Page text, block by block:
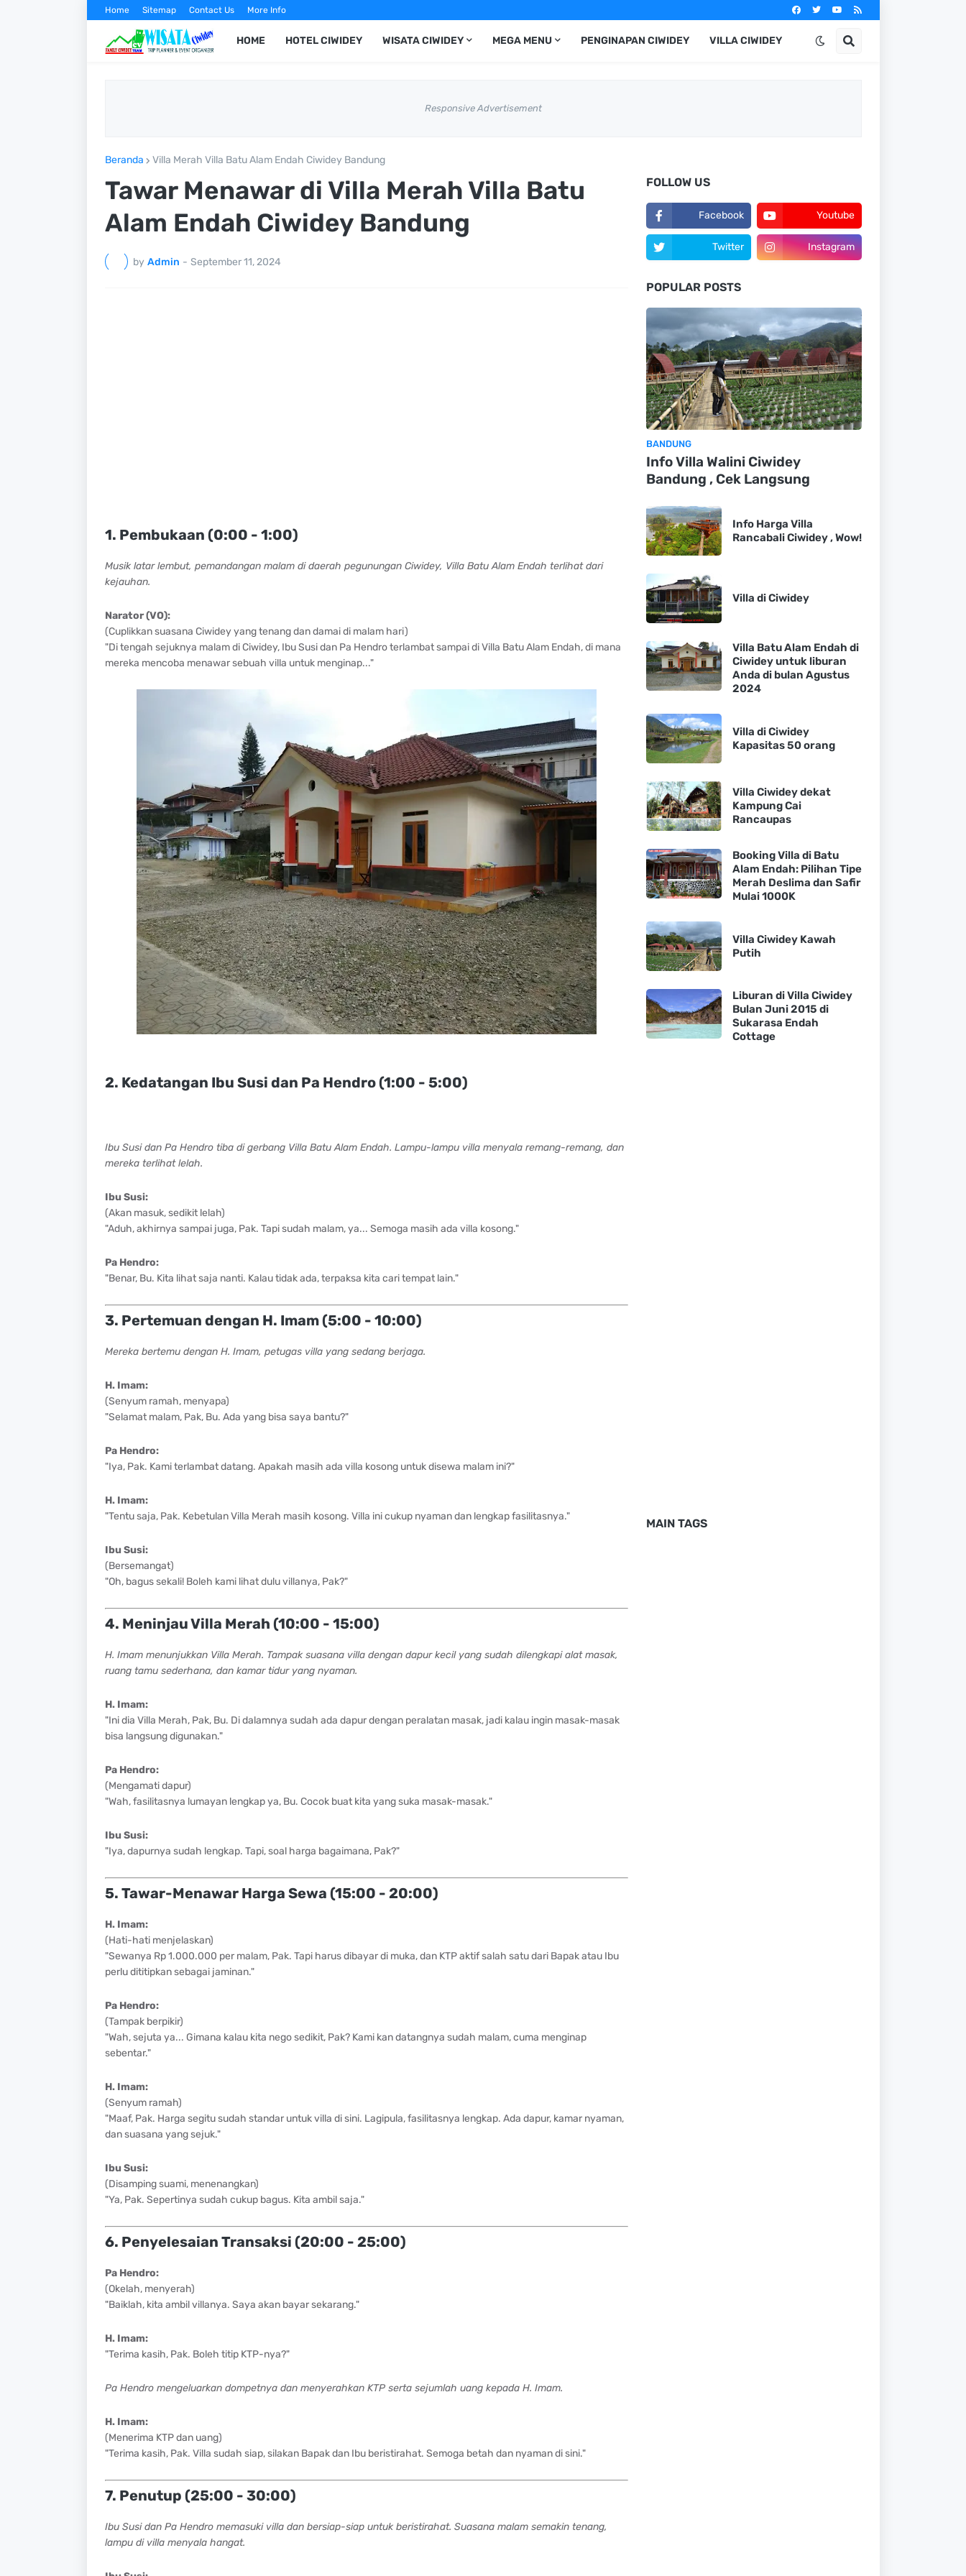
Home Sitemap Contact Us More Info
HOME HOTEL CIWIDEY WISATA CIWIDEY MEGA MENU PENGINAPAN CIWIDEY VILLA CIWIDEY
Responsive Advertisement
Beranda Villa Merah Villa Batu Alam Endah Ciwidey Bandung
Tawar Menawar di Villa Merah Villa Batu
Alam Endah Ciwidey Bandung
by Admin - September 11, 2024
1. Pembukaan (0:00 - 1:00)
Musik latar lembut, pemandangan malam di daerah pegunungan Ciwidey, Villa Batu Alam Endah terlihat dari
kejauhan.
Narator (VO):
(Cuplikkan suasana Ciwidey yang tenang dan damai di malam hari)
"Di tengah sejuknya malam di Ciwidey, Ibu Susi dan Pa Hendro terlambat sampai di Villa Batu Alam Endah, di mana
mereka mencoba menawar sebuah villa untuk menginap..."
2. Kedatangan Ibu Susi dan Pa Hendro (1:00 - 5:00)
Ibu Susi dan Pa Hendro tiba di gerbang Villa Batu Alam Endah. Lampu-lampu villa menyala remang-remang, dan
mereka terlihat lelah.
Ibu Susi:
(Akan masuk, sedikit lelah)
"Aduh, akhirnya sampai juga, Pak. Tapi sudah malam, ya... Semoga masih ada villa kosong."
Pa Hendro:
"Benar, Bu. Kita lihat saja nanti. Kalau tidak ada, terpaksa kita cari tempat lain."
3. Pertemuan dengan H. Imam (5:00 - 10:00)
Mereka bertemu dengan H. Imam, petugas villa yang sedang berjaga.
H. Imam:
(Senyum ramah, menyapa)
"Selamat malam, Pak, Bu. Ada yang bisa saya bantu?"
Pa Hendro:
"Iya, Pak. Kami terlambat datang. Apakah masih ada villa kosong untuk disewa malam ini?"
H. Imam:
"Tentu saja, Pak. Kebetulan Villa Merah masih kosong. Villa ini cukup nyaman dan lengkap fasilitasnya."
Ibu Susi:
(Bersemangat)
"Oh, bagus sekali! Boleh kami lihat dulu villanya, Pak?"
4. Meninjau Villa Merah (10:00 - 15:00)
H. Imam menunjukkan Villa Merah. Tampak suasana villa dengan dapur kecil yang sudah dilengkapi alat masak,
ruang tamu sederhana, dan kamar tidur yang nyaman.
H. Imam:
"Ini dia Villa Merah, Pak, Bu. Di dalamnya sudah ada dapur dengan peralatan masak, jadi kalau ingin masak-masak
bisa langsung digunakan."
Pa Hendro:
(Mengamati dapur)
"Wah, fasilitasnya lumayan lengkap ya, Bu. Cocok buat kita yang suka masak-masak."
Ibu Susi:
"Iya, dapurnya sudah lengkap. Tapi, soal harga bagaimana, Pak?"
5. Tawar-Menawar Harga Sewa (15:00 - 20:00)
H. Imam:
(Hati-hati menjelaskan)
"Sewanya Rp 1.000.000 per malam, Pak. Tapi harus dibayar di muka, dan KTP aktif salah satu dari Bapak atau Ibu
perlu dititipkan sebagai jaminan."
Pa Hendro:
(Tampak berpikir)
"Wah, sejuta ya... Gimana kalau kita nego sedikit, Pak? Kami kan datangnya sudah malam, cuma menginap
sebentar."
H. Imam:
(Senyum ramah)
"Maaf, Pak. Harga segitu sudah standar untuk villa di sini. Lagipula, fasilitasnya lengkap. Ada dapur, kamar nyaman,
dan suasana yang sejuk."
Ibu Susi:
(Disamping suami, menenangkan)
"Ya, Pak. Sepertinya sudah cukup bagus. Kita ambil saja."
6. Penyelesaian Transaksi (20:00 - 25:00)
Pa Hendro:
(Okelah, menyerah)
"Baiklah, kita ambil villanya. Saya akan bayar sekarang."
H. Imam:
"Terima kasih, Pak. Boleh titip KTP-nya?"
Pa Hendro mengeluarkan dompetnya dan menyerahkan KTP serta sejumlah uang kepada H. Imam.
H. Imam:
(Menerima KTP dan uang)
"Terima kasih, Pak. Villa sudah siap, silakan Bapak dan Ibu beristirahat. Semoga betah dan nyaman di sini."
7. Penutup (25:00 - 30:00)
Ibu Susi dan Pa Hendro memasuki villa dan bersiap-siap untuk beristirahat. Suasana malam semakin tenang,
lampu di villa menyala hangat.
FOLLOW US
Facebook Youtube
Twitter Instagram
POPULAR POSTS
BANDUNG
Info Villa Walini Ciwidey
Bandung , Cek Langsung
Info Harga Villa
Rancabali Ciwidey , Wow!
Villa di Ciwidey
Villa Batu Alam Endah di
Ciwidey untuk liburan
Anda di bulan Agustus
2024
Villa di Ciwidey
Kapasitas 50 orang
Villa Ciwidey dekat
Kampung Cai
Rancaupas
Booking Villa di Batu
Alam Endah: Pilihan Tipe
Merah Deslima dan Safir
Mulai 1000K
Villa Ciwidey Kawah
Putih
Liburan di Villa Ciwidey
Bulan Juni 2015 di
Sukarasa Endah
Cottage
MAIN TAGS